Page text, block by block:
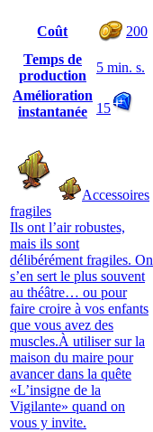
Coût
200
Temps de
production
5 min. s.
Amélioration
instantanée
15
Accessoires
fragiles
Ils ont l’air robustes,
mais ils sont
délibérément fragiles. On
s’en sert le plus souvent
au théâtre… ou pour
faire croire à vos enfants
que vous avez des
muscles.À utiliser sur la
maison du maire pour
avancer dans la quête
«L’insigne de la
Vigilante» quand on
vous y invite.